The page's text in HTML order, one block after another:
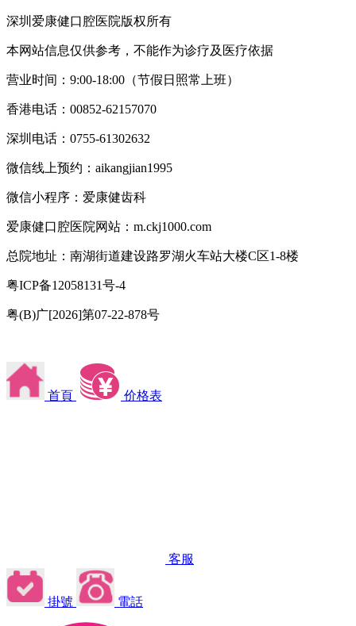
深圳爱康健口腔医院版权所有
本网站信息仅供参考，不能作为诊疗及医疗依据
营业时间：9:00-18:00（节假日照常上班）
香港电话：00852-62157070
深圳电话：0755-61302632
微信线上预约：aikangjian1995
微信小程序：爱康健齿科
爱康健口腔医院网站：m.ckj1000.com
总院地址：南湖街道建设路罗湖火车站大楼C区1-8楼
粤ICP备12058131号-4
粤(B)广[2026]第07-22-878号
首頁 价格表
客服
掛號 電話